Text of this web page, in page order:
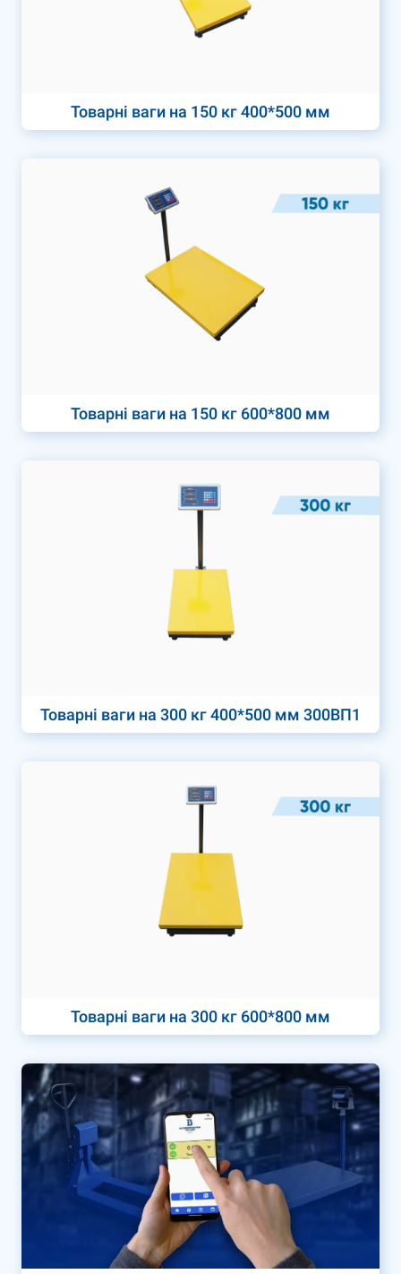
Товарні ваги на 150 кг 400*500 мм
Товарні ваги на 150 кг 600*800 мм
Товарні ваги на 300 кг 400*500 мм 300ВП1
Товарні ваги на 300 кг 600*800 мм